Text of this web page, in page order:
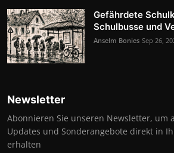
Gefährdete
Schulbusse und
Anselm Bonies Sep 26,
Newsletter
Abonnieren Sie unseren Newsletter, um
Updates und Sonderangebote direkt in
erhalten